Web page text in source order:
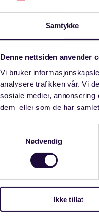
Samtykke
Denne nettsiden anvender
Vi bruker
analysere trafikken vår. Vi
sosiale medier,
dem, eller som de har
Nødvendig
Ikke tillat
Men like før
Haukali i
forhandlet
og
Klubbleder
klubbleder
Han er likevel
prosessen.
-Historisk